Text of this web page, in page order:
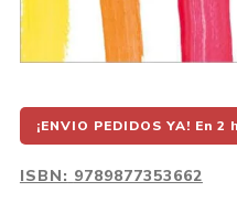
¡ENVIO PEDIDOS YA! En
ISBN: 9789877353662